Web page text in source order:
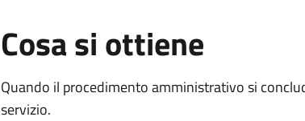
Cosa si ottiene
Quando il procedimento amministrativo si
servizio.